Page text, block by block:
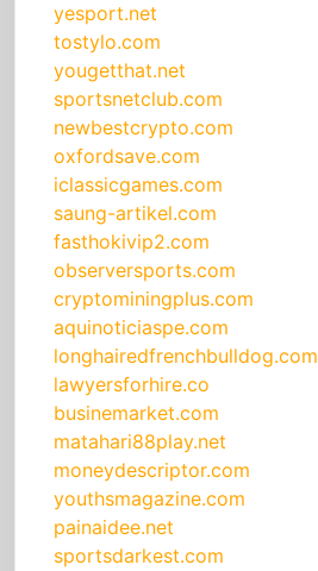
yesport.net
tostylo.com
yougetthat.net
sportsnetclub.com
newbestcrypto.com
oxfordsave.com
iclassicgames.com
saung-artikel.com
fasthokivip2.com
observersports.com
cryptominingplus.com
aquinoticiaspe.com
longhairedfrenchbulldog.com
lawyersforhire.co
businemarket.com
matahari88play.net
moneydescriptor.com
youthsmagazine.com
painaidee.net
sportsdarkest.com